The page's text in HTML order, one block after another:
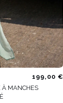
199,00 €
À MANCHES